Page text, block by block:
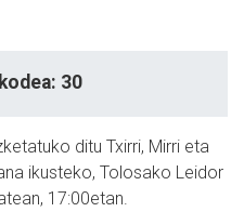
30
ditu Txirri, Mirri eta
ikusteko, Tolosako Leidor
17:00etan.